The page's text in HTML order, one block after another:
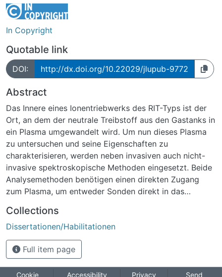
In Copyright
Quotable link
DOI: http://dx.doi.org/10.22029/jlupub-9772
Abstract
Das Innere eines Ionentriebwerks des RIT-Typs ist der
Ort, an dem der neutrale Treibstoff aus den Gastanks in
ein Plasma umgewandelt wird. Um nun dieses Plasma
zu untersuchen und seine Eigenschaften zu
charakterisieren, werden neben invasiven auch nicht-
invasive spektroskopische Methoden eingesetzt. Beide
Analysemethoden benötigen einen direkten Zugang
zum Plasma, um entweder Sonden direkt in das
optisches Spektrum zu untersuchen. Zusätzlich gibt es
neben diesen beiden Analysemethoden noch die
Möglichkeit, aus der Ionenenergie im Strahl auf
verschiedene Parameter und Eigenschaften des
arbeitet üblicherweise mit elektrostatischen
Collections
Dissertationen/Habilitationen
Full item page
Cookie Accessibility Privacy Send